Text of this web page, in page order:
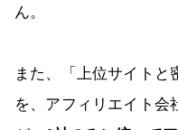
ん。
また、「上位サイトと
を、アフィリエイト会